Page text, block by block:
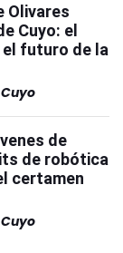
Olivares
Cuyo: el
el futuro de la
de
de robótica
certamen